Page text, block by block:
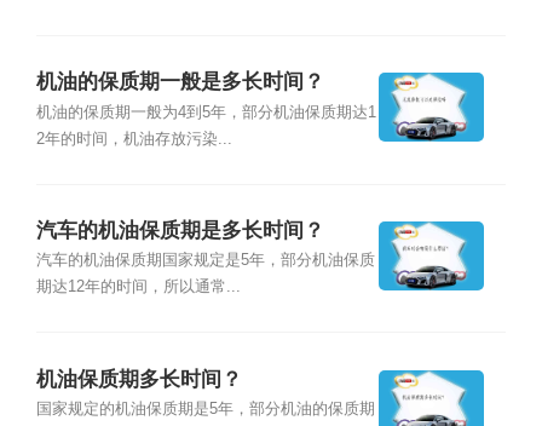
机油的保质期一般是多长时间？
机油的保质期一般为4到5年，部分机油保质期达1
2年的时间，机油存放污染...
汽车的机油保质期是多长时间？
汽车的机油保质期国家规定是5年，部分机油保质
期达12年的时间，所以通常...
机油保质期多长时间？
国家规定的机油保质期是5年，部分机油的保质期